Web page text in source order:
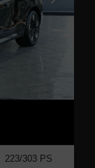
223/303 PS